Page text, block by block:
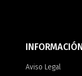
Aviso Legal